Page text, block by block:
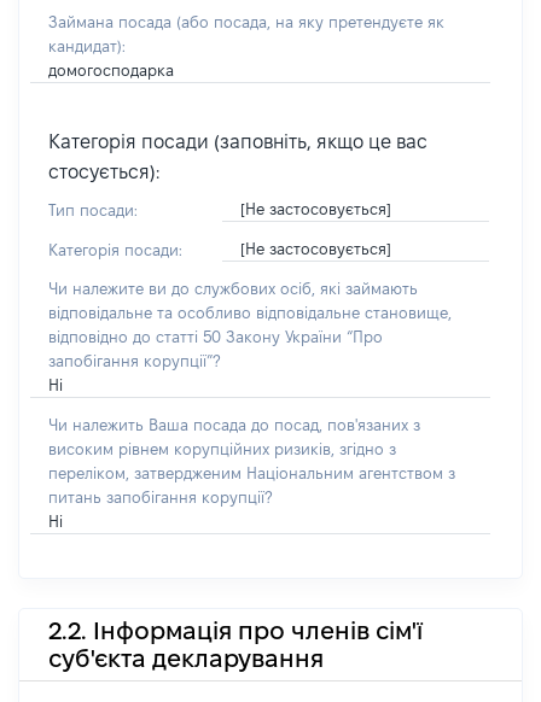
Займана посада (або посада, на яку претендуєте як
кандидат):
домогосподарка
Категорія посади (заповніть, якщо це вас
стосується):
Тип посади: [Не застосовується]
Категорія посади: [Не застосовується]
Чи належите ви до службових осіб, які займають
відповідальне та особливо відповідальне становище,
відповідно до статті 50 Закону України “Про
запобігання корупції”?
Ні
Чи належить Ваша посада до посад, пов'язаних з
високим рівнем корупційних ризиків, згідно з
переліком, затвердженим Національним агентством з
питань запобігання корупції?
Ні
2.2. Інформація про членів сім'ї
суб'єкта декларування